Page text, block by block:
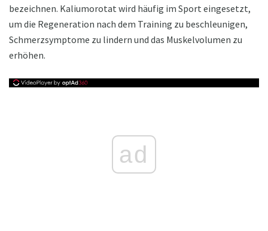
bezeichnen. Kaliumorotat wird häufig im Sport eingesetzt,
um die Regeneration nach dem Training zu beschleunigen,
Schmerzsymptome zu lindern und das Muskelvolumen zu
erhöhen.
ad